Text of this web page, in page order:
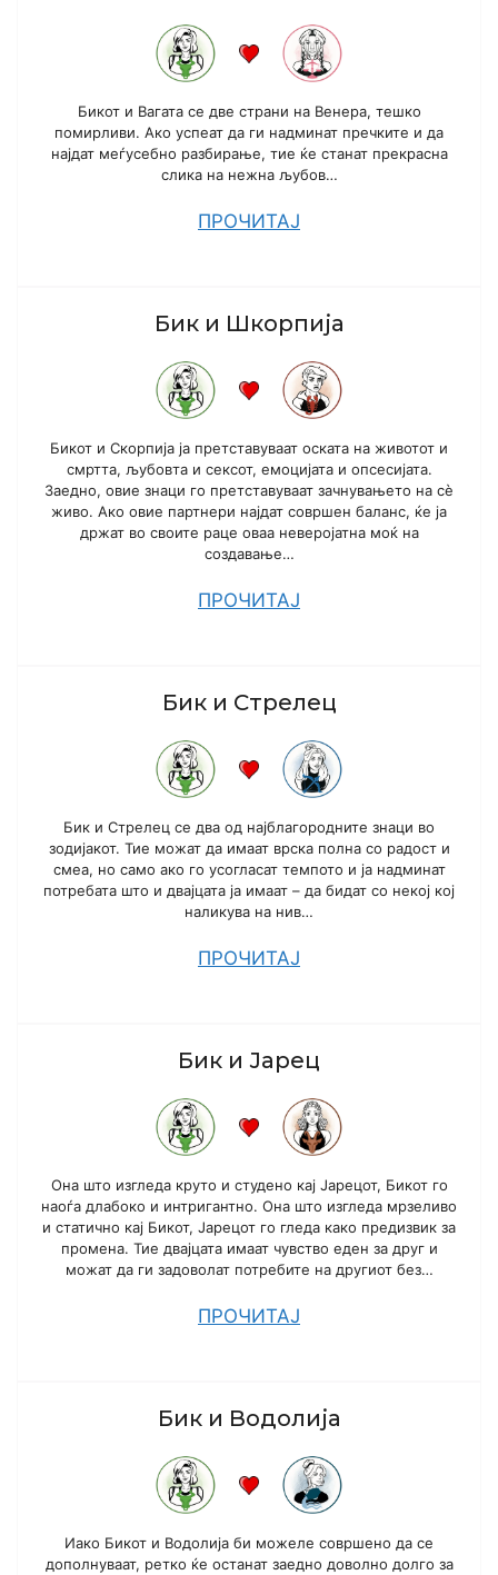
Бикот и Вагата се две страни на Венера, тешко
помирливи. Ако успеат да ги надминат пречките и да
најдат меѓусебно разбирање, тие ќе станат прекрасна
слика на нежна љубов…
ПРОЧИТАЈ
Бик и Шкорпија
Бикот и Скорпија ја претставуваат оската на животот и
смртта, љубовта и сексот, емоцијата и опсесијата.
Заедно, овие знаци го претставуваат зачнувањето на сè
живо. Ако овие партнери најдат совршен баланс, ќе ја
држат во своите раце оваа неверојатна моќ на
создавање…
ПРОЧИТАЈ
Бик и Стрелец
Бик и Стрелец се два од најблагородните знаци во
зодијакот. Тие можат да имаат врска полна со радост и
смеа, но само ако го усогласат темпото и ја надминат
потребата што и двајцата ја имаат – да бидат со некој кој
наликува на нив…
ПРОЧИТАЈ
Бик и Јарец
Она што изгледа круто и студено кај Јарецот, Бикот го
наоѓа длабоко и интригантно. Она што изгледа мрзеливо
и статично кај Бикот, Јарецот го гледа како предизвик за
промена. Тие двајцата имаат чувство еден за друг и
можат да ги задоволат потребите на другиот без…
ПРОЧИТАЈ
Бик и Водолија
Иако Бикот и Водолија би можеле совршено да се
дополнуваат, ретко ќе останат заедно доволно долго за